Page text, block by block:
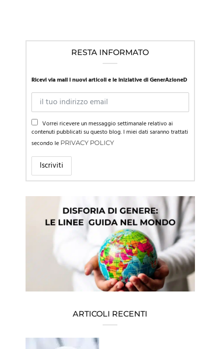
RESTA INFORMATO
Ricevi via mail i nuovi articoli e le iniziative di GenerAzioneD
Vorrei ricevere un messaggio settimanale relativo ai
contenuti pubblicati su questo blog. I miei dati saranno trattati
secondo le PRIVACY POLICY
ARTICOLI RECENTI